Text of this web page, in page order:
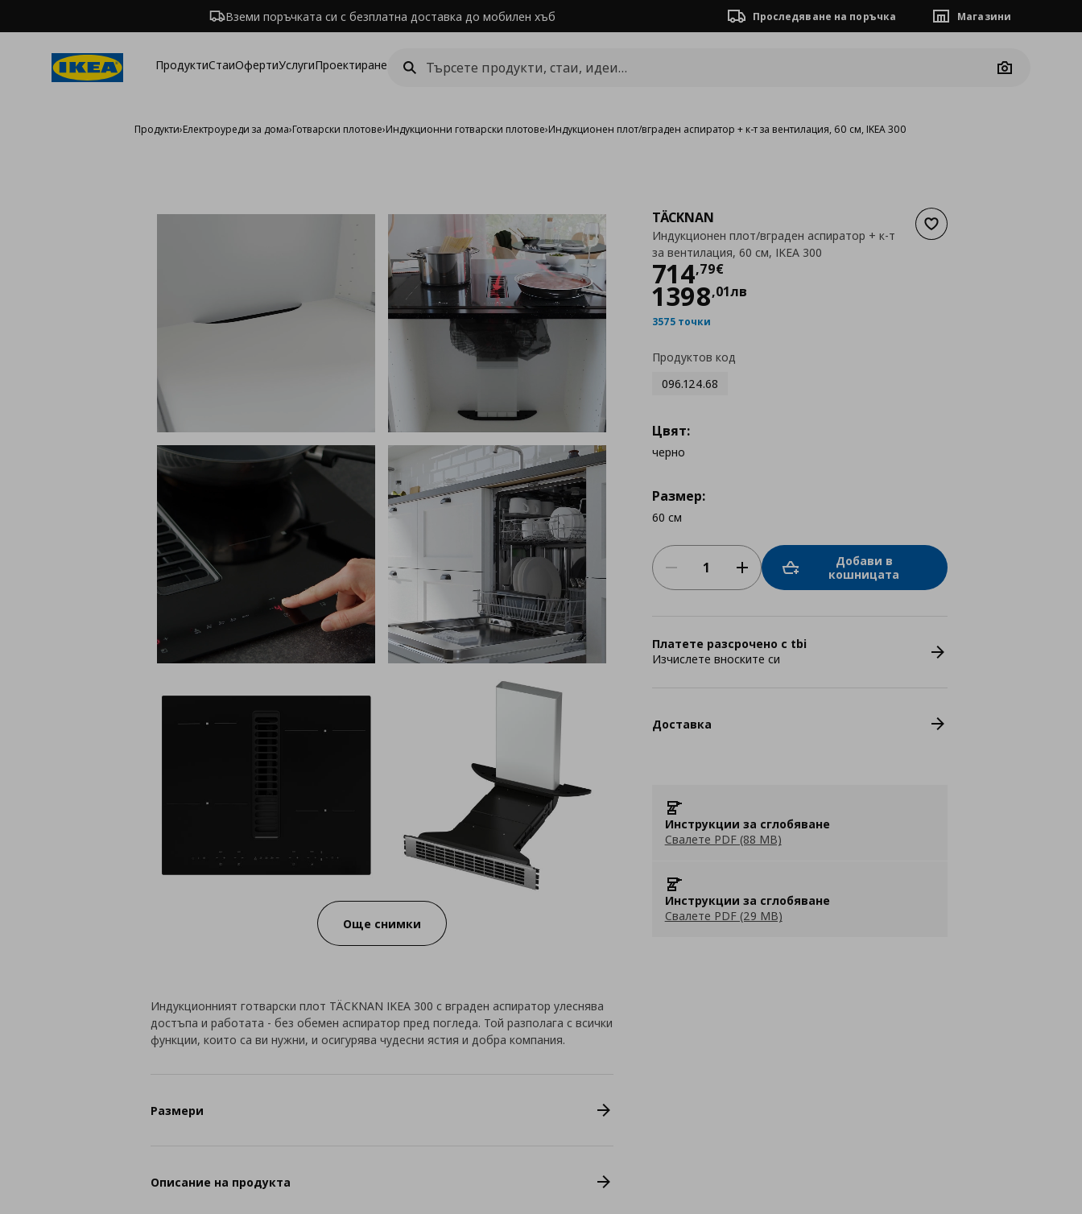
Вземи поръчката си с безплатна доставка до мобилен хъб Проследяване на поръчка Магазини
ПродуктиСтаиОфертиУслугиПроектиране
Camera
Продукти›Електроуреди за дома›Готварски плотове›Индукционни готварски плотове›Индукционен плот/вграден аспиратор + к-т за вентилация, 60 cм, IKEA 300
Още снимки
Добави към списъка с
TÄCKNAN
Индукционен плот/вграден аспиратор + к-т
за вентилация, 60 cм, IKEA 300
714,79€
Цена
1398,01лв
3575 точки
Продуктов код
096.124.68
Цвят:
черно
Размер:
60 cм
Добави в
кошницата
Платете разсрочено с tbi
Изчислете вноските си
Доставка
Инструкции за сглобяване
Свалете PDF (88 MB)
Инструкции за сглобяване
Свалете PDF (29 MB)
Индукционният готварски плот TÄCKNAN IKEA 300 с вграден аспиратор улеснява
достъпа и работата - без обемен аспиратор пред погледа. Той разполага с всички
функции, които са ви нужни, и осигурява чудесни ястия и добра компания.
Размери
Описание на продукта